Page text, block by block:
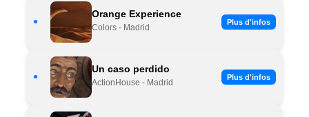
•
Orange Experience
Colors - Madrid
Plus d'infos
•
Un caso perdido
ActionHouse - Madrid
Plus d'infos